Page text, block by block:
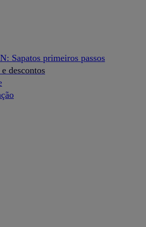
Sapatos primeiros passos
descontos